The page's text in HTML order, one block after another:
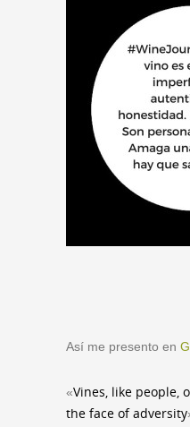
Así me presento en
«Vines, like people,
the face of adversity